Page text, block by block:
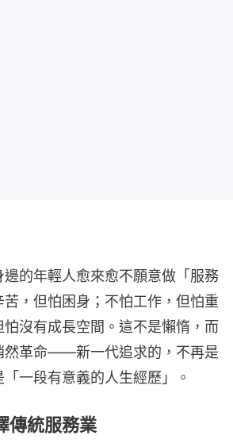
的年輕人愈來愈不願意做「服務
苦，但怕困身；不怕工作，但怕重
沒有成長空間。這不是懶惰，而
然革命——新一代追求的，不再是
「一段有意義的人生經歷」。
傳統服務業